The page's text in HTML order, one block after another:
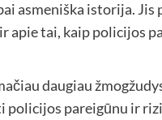
asmeniška istorija.
apie tai, kaip policijos
daugiau
policijos pareigūnu ir